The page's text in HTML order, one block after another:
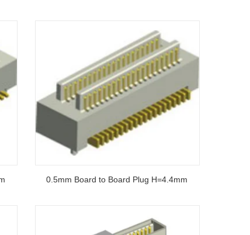
0.5mm Board to Board Plug H=4.4mm